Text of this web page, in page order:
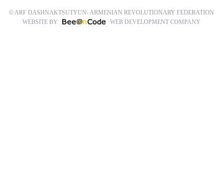
© ARF DASHNAKTSUTYUN- ARMENIAN REVOLUTIONARY FEDERATION
WEBSITE BY
WEB DEVELOPMENT COMPANY